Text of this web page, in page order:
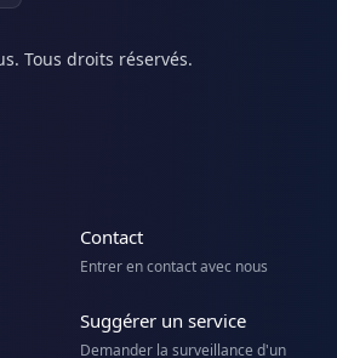
Tous droits réservés.
Contact
Entrer en contact avec nous
Suggérer un service
Demander la surveillance d'un